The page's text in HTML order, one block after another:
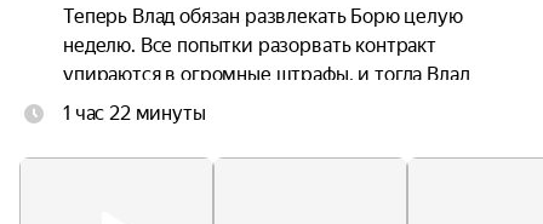
Теперь Влад обязан развлекать Борю целую
неделю. Все попытки разорвать контракт
упираются в огромные штрафы, и тогда Влад
решает как следует разозлить Борю и сделать
устраивает ему всё новые и новые испытания.
1 час 22 минуты